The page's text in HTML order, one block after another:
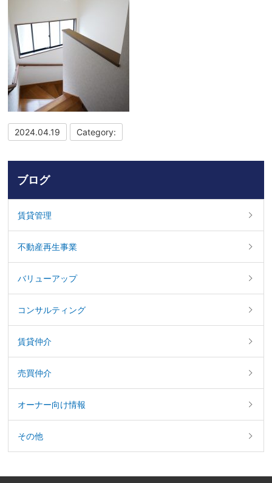
2024.04.19 Category:
ブログ
賃貸管理
不動産再生事業
バリューアップ
コンサルティング
賃貸仲介
売買仲介
オーナー向け情報
その他